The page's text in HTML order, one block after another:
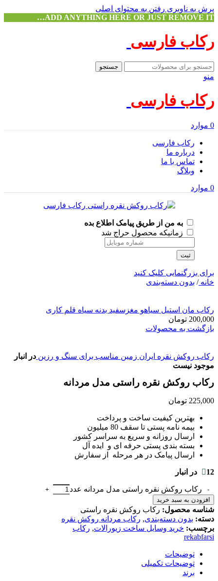
پرش به ناوبری رفتن به محتوای اصلی
ADD ANYTHING HERE OR JUST REMOVE IT…
رکاب فارسی
جستجو
منو
رکاب فارسی
0 موارد
رکاب فارسی
درباره ما
تماس با ما
وبلاگ
0 موارد
به من از طریق پیامک اطلاع بده
زمانیکه محصول حراج شد
ثبت
برای بزرگنمایی کلیک کنید
خانه/ بدون دسته‌بندی
رکاب مان استیل سیاهو مغزسفید بدنه سیاه قلم کاری
200,000 تومان
بازگشت به محصولات
رکاب روکش نقره ایران زمین مناسب برای سنگ و رزین در انبار
موجود نیست
رکاب روکش نقره راستی مدل مردانه
225,000 تومان
بهترین کیفیت ساخت و پرداخت
بیمه نامه پستی تا سقف 80 میلیون
ارسال روزانه و سریع به سراسر کشور
بسته بندی پستی حرفه ای و ایده آل
ارسال پیامک در هر مرحله از سفارش
12 در انبار
رکاب روکش نقره راستی مدل مردانه عدد
افزودن به سبد خرید
شناسه محصول: رکاب روکش نقره راستی
دسته: بدون دسته‌بندی, رکاب مردانه روکش نقره
برچسب: خرید وسایل ساخت زیورالات, رکاب
rekabfarsi
توضیحات
توضیحات تکمیلی
برند